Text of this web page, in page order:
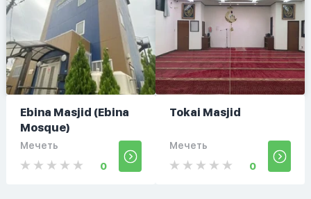
Ebina Masjid (Ebina
Mosque)
Мечеть
0
Tokai Masjid
Мечеть
0